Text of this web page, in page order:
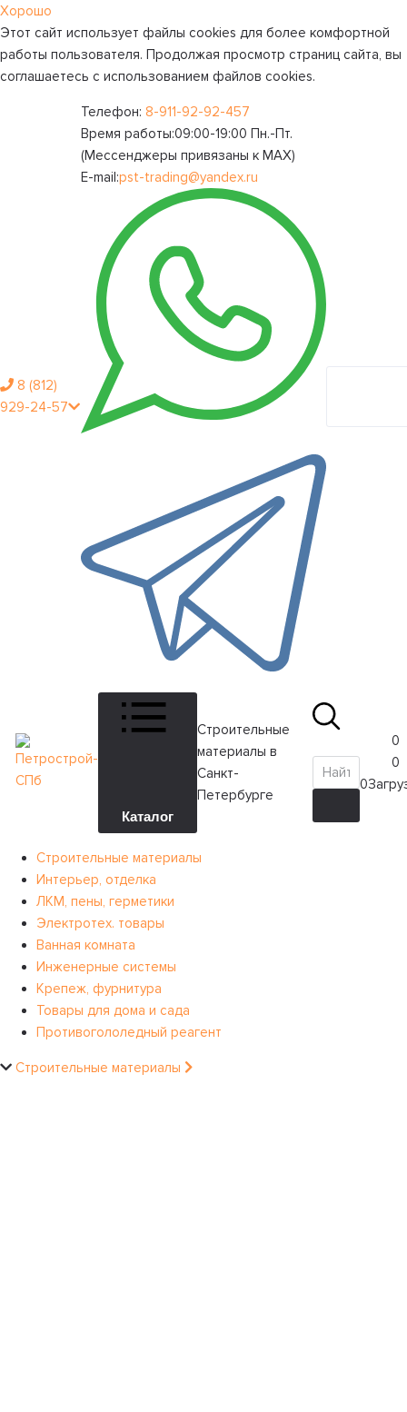
Хорошо
Этот сайт использует файлы cookies для более комфортной
работы пользователя. Продолжая просмотр страниц сайта, вы
соглашаетесь с использованием файлов cookies.
8 (812)
929-24-57
Телефон: 8-911-92-92-457
Время работы:09:00-19:00 Пн.-Пт.
(Мессенджеры привязаны к МАХ)
E-mail:pst-trading@yandex.ru
Каталог
Строительные
материалы в
Санкт-
Петербурге
0
0
0
Строительные материалы
Интерьер, отделка
ЛКМ, пены, герметики
Электротех. товары
Ванная комната
Инженерные системы
Крепеж, фурнитура
Товары для дома и сада
Противогололедный реагент
Строительные материалы